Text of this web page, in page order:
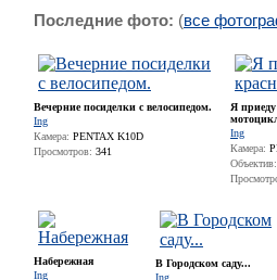
Последние фото: (все
Вечерние посиделки с велосипедом.
Ing
Камера: PENTAX K10D
Просмотров: 341
Я
Ing
Камера:
Объектив:
Набережная
Ing
В Городском саду...
Ing